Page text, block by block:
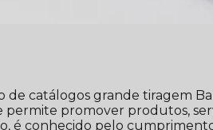
de catálogos grande tiragem
permite promover produtos,
é conhecido pelo